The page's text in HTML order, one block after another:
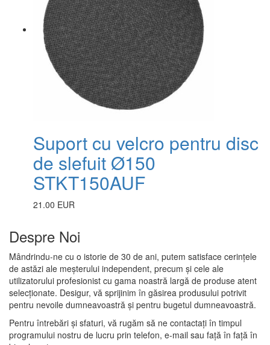
Suport cu velcro pentru disc
de slefuit Ø150
STKT150AUF
21.00 EUR
Despre Noi
Mândrindu-ne cu o istorie de 30 de ani, putem satisface cerințele
de astăzi ale meșterului independent, precum și cele ale
utilizatorului profesionist cu gama noastră largă de produse atent
selecționate. Desigur, vă sprijinim în găsirea produsului potrivit
pentru nevoile dumneavoastră și pentru bugetul dumneavoastră.
Pentru întrebări și sfaturi, vă rugăm să ne contactați în timpul
programului nostru de lucru prin telefon, e-mail sau față în față în